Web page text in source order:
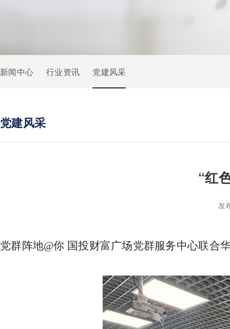
新闻中心 行业资讯 党建风采
党建风采
“红
发
党群阵地@你 国投财富广场党群服务中心联合